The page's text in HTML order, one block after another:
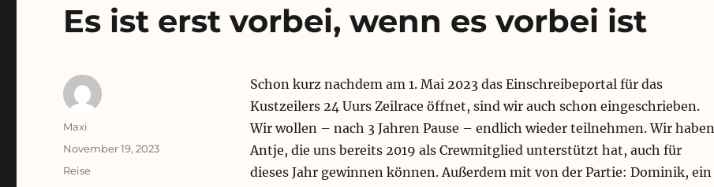
Es ist erst vorbei, wenn es vorbei ist
Schon kurz nachdem am 1. Mai 2023 das Einschreibeportal für das
Kustzeilers 24 Uurs Zeilrace öffnet, sind wir auch schon eingeschrieben.
Wir wollen – nach 3 Jahren Pause – endlich wieder teilnehmen. Wir haben
Antje, die uns bereits 2019 als Crewmitglied unterstützt hat, auch für
dieses Jahr gewinnen können. Außerdem mit von der Partie: Dominik, ein
Autor
Maxi
Veröffentlicht
am
November 19, 2023
Kategorien
Reise